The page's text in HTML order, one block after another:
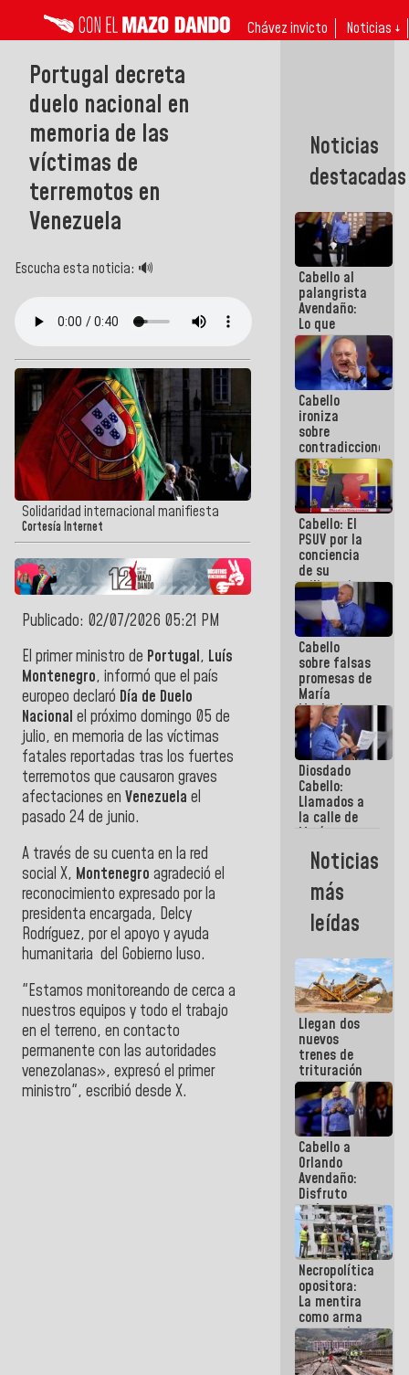
Chávez invicto Noticias ↓
Portugal decreta
duelo nacional en
memoria de las
víctimas de
terremotos en
Venezuela
Escucha esta noticia: 🔊
Solidaridad internacional manifiesta
Cortesía Internet
Publicado: 02/07/2026 05:21 PM
El primer ministro de Portugal, Luís
Montenegro, informó que el país
europeo declaró Día de Duelo
Nacional el próximo domingo 05 de
julio, en memoria de las víctimas
fatales reportadas tras los fuertes
terremotos que causaron graves
afectaciones en Venezuela el
pasado 24 de junio.
A través de su cuenta en la red
social X, Montenegro agradeció el
reconocimiento expresado por la
presidenta encargada, Delcy
Rodríguez, por el apoyo y ayuda
humanitaria del Gobierno luso.
"Estamos monitoreando de cerca a
nuestros equipos y todo el trabajo
en el terreno, en contacto
permanente con las autoridades
venezolanas», expresó el primer
ministro", escribió desde X.
Noticias
destacadas
Cabello al
palangrista
Avendaño:
Lo que
vayas a
escribir
hazlo hoy
por que no
sabemos si
la semana
que viene
hay
programa
Cabello
ironiza
sobre
contradicciones
y mentiras
de María
Machado:
¡Créanle!
Cabello: El
PSUV por la
conciencia
de su
militancia
es la
organización
política más
sólida de
Venezuela
Cabello
sobre falsas
promesas de
María
Machado:
¿Quién le
puede creer?
¿Y la gente
que ella iba
a salvar en
La Guaira?
Diosdado
Cabello:
Llamados a
la calle de
María
Machado se
estrellaron
de frente
contra el
Pueblo
Noticias
más
leídas
Llegan dos
nuevos
trenes de
trituración
para
optimizar
manejo de
escombros
en La Guaira
Cabello a
Orlando
Avendaño:
Disfruto
cada vez
que escribes
porque lo
que haces
es
embarrarla
Necropolítica
opositora:
La mentira
como arma
contra el
Pueblo